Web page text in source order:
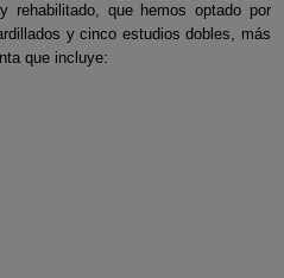
rehabilitado, que hemos optado por
y cinco estudios dobles, más
que incluye: